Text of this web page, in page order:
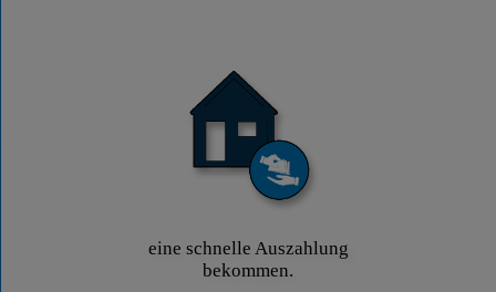
eine schnelle Auszahlung
bekommen.